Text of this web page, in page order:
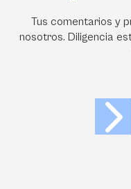
Tus comentarios y
nosotros. Diligencia